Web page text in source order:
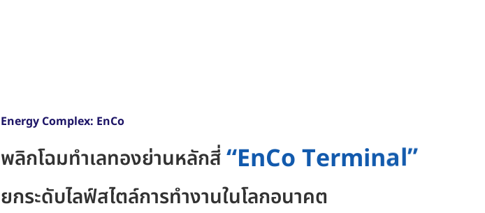
Energy Complex: EnCo
พลิกโฉมทำเลทองย่านหลักสี่“EnCoTerminal”
ยกระดับไลฟ์สไตล์การทำงานในโลกอนาคต